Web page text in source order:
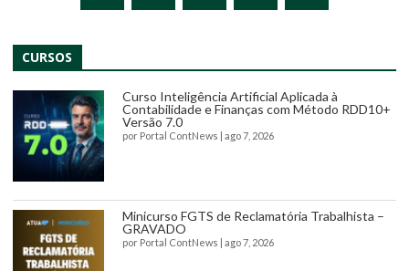
CURSOS
Curso Inteligência Artificial Aplicada à
Contabilidade e Finanças com Método RDD10+
Versão 7.0
por Portal ContNews ago 7, 2026
Minicurso FGTS de Reclamatória Trabalhista –
GRAVADO
por Portal ContNews ago 7, 2026